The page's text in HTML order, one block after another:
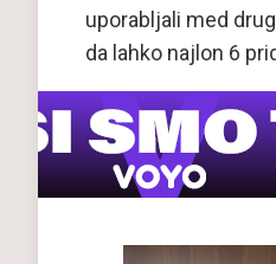
uporabljali med
da lahko najlon 6